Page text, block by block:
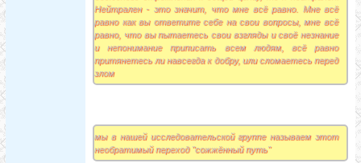
Нейтрален - это значит, что мне всё равно. Мне всё
равно как вы ответите себе на свои вопросы, мне всё
равно, что вы пытаетесь свои взгляды и своё незнание
и непонимание приписать всем людям, всё равно
притянетесь ли навсегда к добру, или сломаетесь перед
злом
мы в нашей исследовательской группе называем этот
необратимый переход "сожжённый путь"